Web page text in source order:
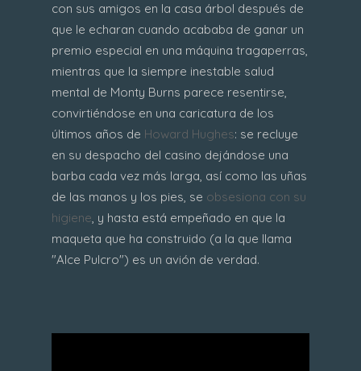
con sus amigos en la casa árbol después de
que le echaran cuando acababa de ganar un
premio especial en una máquina tragaperras,
mientras que la siempre inestable salud
mental de Monty Burns parece resentirse,
convirtiéndose en una caricatura de los
últimos años de Howard Hughes: se recluye
en su despacho del casino dejándose una
barba cada vez más larga, así como las uñas
de las manos y los pies, se obsesiona con su
higiene, y hasta está empeñado en que la
maqueta que ha construido (a la que llama
"Alce Pulcro") es un avión de verdad.